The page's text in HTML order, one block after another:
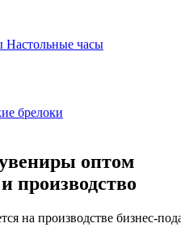
Настольные часы
брелоки
оптом
производство
на производстве бизнес-